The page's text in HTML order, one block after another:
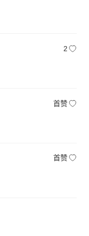
2
首赞
首赞